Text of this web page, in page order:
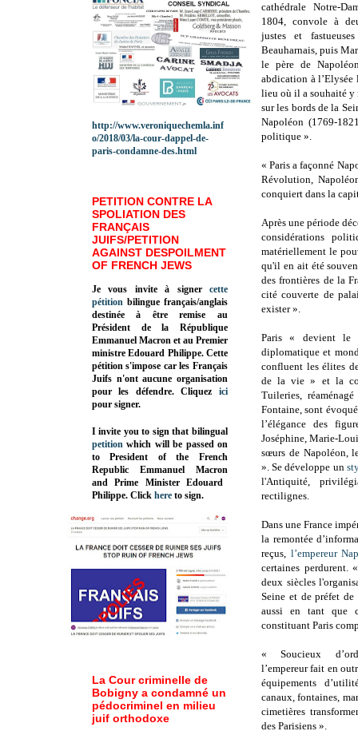
cathédrale Notre-
1804, convole à
justes et
Beauharnais, puis
le père de
abdication à
lieu où il a souhaité y
sur les bords de la
Napoléon (1769-
politique ».
« Paris a façonné
Révolution,
conquiert dans la
Après une période
considérations
matériellement le
qu'il en ait été
des frontières de la
cité couverte de
exister ».
Paris « devient le
diplomatique et
confluent les élites
de la vie » et la
Tuileries,
Fontaine, sont
l’élégance des
Joséphine, Marie-
sœurs de Napoléon,
». Se développe un
l'Antiquité,
rectilignes.
Dans une France
la remontée
reçus, l’empereur
certaines perdurent.
deux siècles
Seine et de préfet
aussi en tant que
constituant Paris
« Soucieux
l’empereur fait en
équipements
canaux, fontaines,
cimetières
des Parisiens ».
http://www.veroniquechemla.inf
o/2018/03/la-cour-dappel-de-
paris-condamne-des.html
PETITION CONTRE LA
SPOLIATION DES
FRANÇAIS
JUIFS/PETITION
AGAINST DESPOILMENT
OF FRENCH JEWS
Je vous invite à signer cette
pétition bilingue français/anglais
destinée à être remise au
Président de la République
Emmanuel Macron et au Premier
ministre Edouard Philippe. Cette
pétition s'impose car les Français
Juifs n'ont aucune organisation
pour les défendre. Cliquez
ici
pour signer.
I invite you to sign that bilingual
petition which will be passed on
to President of the French
Republic Emmanuel Macron
and Prime MinisterEdouard
Philippe. Click here to sign.
La Cour criminelle de
Bobigny a condamné un
pédocriminel en milieu
juif orthodoxe